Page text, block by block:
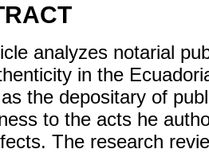
analyzes notarial
in the
the depositary of
to the acts he
The research